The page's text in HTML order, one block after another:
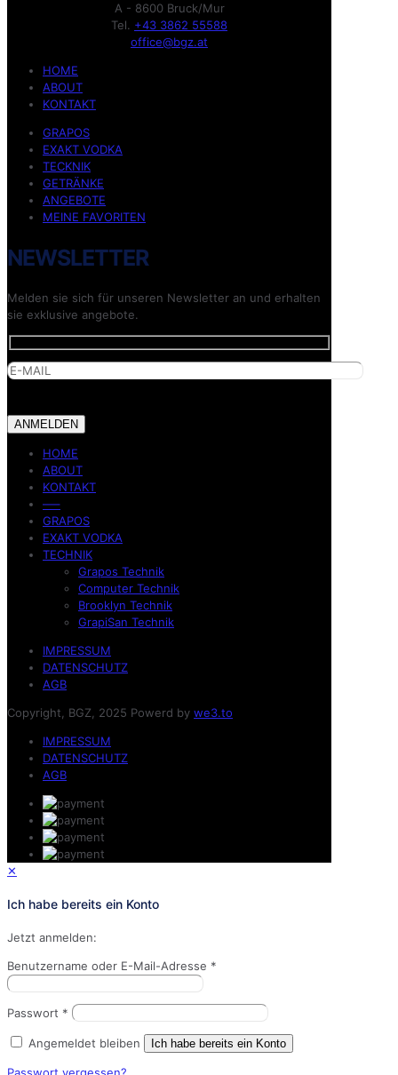
A - 8600 Bruck/Mur
Tel. +43 3862 55588
office@bgz.at
HOME
ABOUT
KONTAKT
GRAPOS
EXAKT VODKA
TECKNIK
GETRÄNKE
ANGEBOTE
MEINE FAVORITEN
NEWSLETTER
Melden sie sich für unseren Newsletter an und erhalten
sie exklusive angebote.
HOME
ABOUT
KONTAKT
—–
GRAPOS
EXAKT VODKA
TECHNIK
Grapos Technik
Computer Technik
Brooklyn Technik
GrapiSan Technik
IMPRESSUM
DATENSCHUTZ
AGB
Copyright, BGZ, 2025 Powerd by we3.to
IMPRESSUM
DATENSCHUTZ
AGB
✕
Ich habe bereits ein Konto
Jetzt anmelden:
Benutzername oder E-Mail-Adresse *
Passwort *
Angemeldet bleiben Ich habe bereits ein Konto
Passwort vergessen?